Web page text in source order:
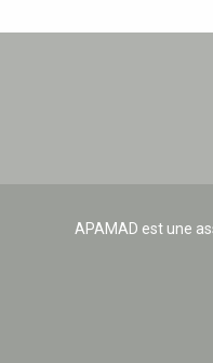
APAMAD est une